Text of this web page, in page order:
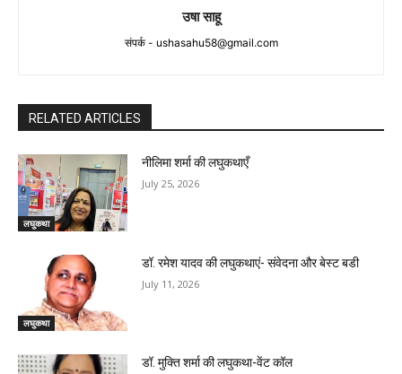
उषा साहू
संपर्क - ushasahu58@gmail.com
RELATED ARTICLES
लघुकथा
नीलिमा शर्मा की लघुकथाएँ
July 25, 2026
लघुकथा
डॉ. रमेश यादव की लघुकथाएं- संवेदना और बेस्ट बडी
July 11, 2026
डॉ. मुक्ति शर्मा की लघुकथा-वेंट कॉल